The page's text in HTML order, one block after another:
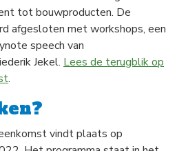
tot bouwproducten. De
afgesloten met workshops, een
speech van
Jekel. Lees de terugblik op
.
vindt plaats op